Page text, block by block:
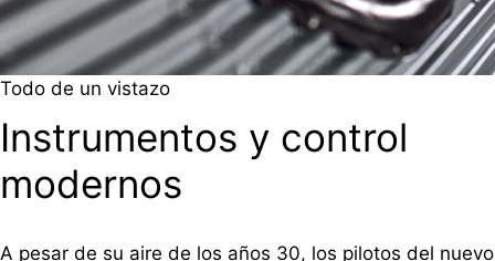
Instrumentos y control
modernos
Todo de un vistazo
A pesar de su aire de los años 30, los pilotos del nuevo